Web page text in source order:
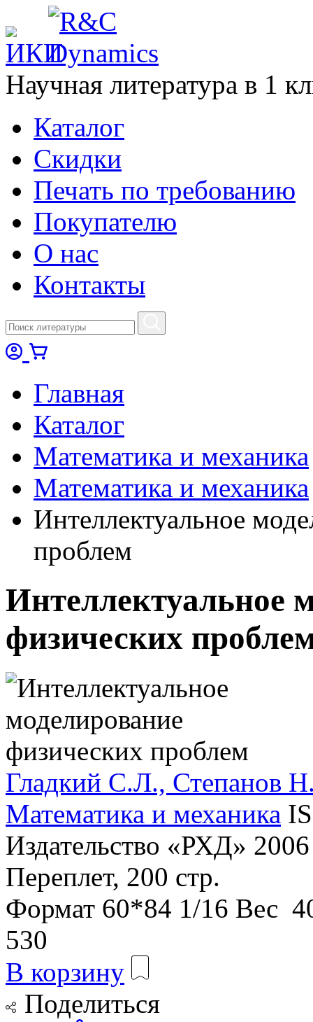
Научная литература в 1
Каталог
Cкидки
Печать по требованию
Покупателю
О нас
Контакты
Главная
Каталог
Математика и механика
Математика и механика
Интеллектуальное
проблем
Интеллектуальное
физических
Гладкий С.Л., Степанов
Математика и механика
Издательство «РХД» 2006
Переплет, 200 стр.
Формат 60*84 1/16 Вес
530
В корзину
Поделиться